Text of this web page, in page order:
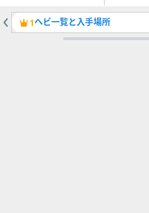
1ヘビ一覧と入手場所